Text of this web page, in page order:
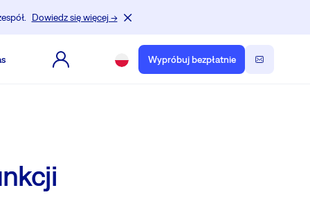
Dowiedz się więcej →
Wypróbuj bezpłatnie